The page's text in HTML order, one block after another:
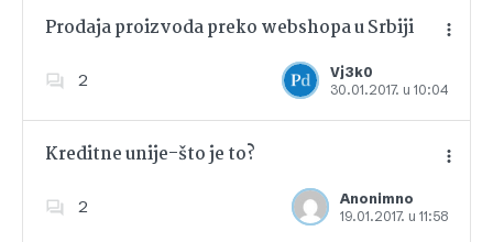
Prodaja proizvoda preko webshopa u Srbiji
2
Vj3k0
30.01.2017. u 10:04
Dodajte u favorite
Kreditne unije-što je to?
2
Anonimno
19.01.2017. u 11:58
Dodajte u favorite